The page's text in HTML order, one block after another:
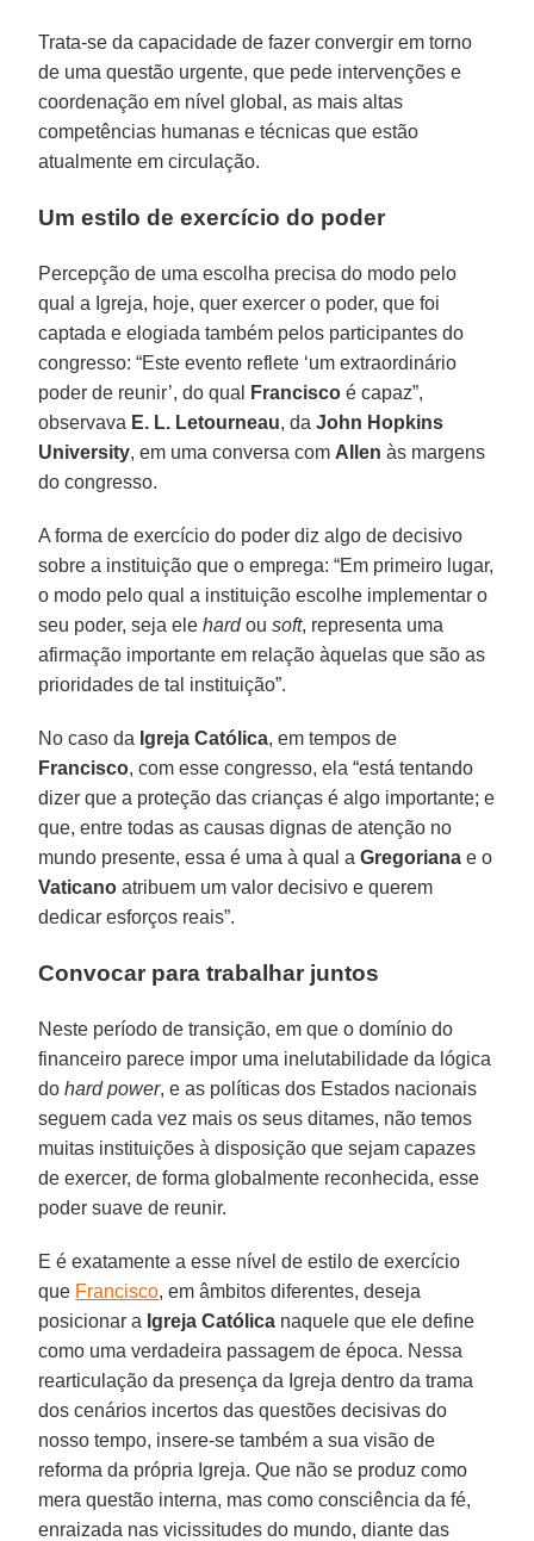
Trata-se da capacidade de fazer convergir em torno
de uma questão urgente, que pede intervenções e
coordenação em nível global, as mais altas
competências humanas e técnicas que estão
atualmente em circulação.
Um estilo de exercício do poder
Percepção de uma escolha precisa do modo pelo
qual a Igreja, hoje, quer exercer o poder, que foi
captada e elogiada também pelos participantes do
congresso: “Este evento reflete ‘um extraordinário
poder de reunir’, do qual
Francisco é capaz”,
observava E. L. Letourneau, daJohn Hopkins
University, em uma conversa com Allen às margens
do congresso.
A forma de exercício do poder diz algo de decisivo
sobre a instituição que o emprega: “Em primeiro lugar,
o modo pelo qual a instituição escolhe implementar o
seu poder, seja elehardousoft, representa uma
afirmação importante em relação àquelas que são as
prioridades de tal instituição”.
No caso da Igreja Católica, em tempos de
Francisco, com esse congresso, ela “está tentando
dizer que a proteção das crianças é algo importante; e
que, entre todas as causas dignas de atenção no
mundo presente, essa é uma à qual aGregoriana e o
Vaticano atribuem um valor decisivo e querem
dedicar esforços reais”.
Convocar para trabalhar juntos
Neste período de transição, em que o domínio do
financeiro parece impor uma inelutabilidade da lógica
dohard power, e as políticas dos Estados nacionais
seguem cada vez mais os seus ditames, não temos
muitas instituições à disposição que sejam capazes
de exercer, de forma globalmente reconhecida, esse
poder suave de reunir.
E é exatamente a esse nível de estilo de exercício
que Francisco, em âmbitos diferentes, deseja
posicionar a Igreja Católica naquele que ele define
como uma verdadeira passagem de época. Nessa
rearticulação da presença da Igreja dentro da trama
dos cenários incertos das questões decisivas do
nosso tempo, insere-se também a sua visão de
reforma da própria Igreja. Que não se produz como
mera questão interna, mas como consciência da fé,
enraizada nas vicissitudes do mundo, diante das